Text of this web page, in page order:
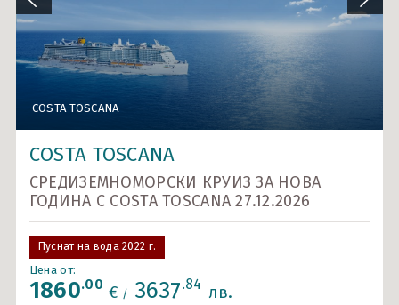
Карибски острови и САЩ
Ла Манш
Норвежки фиорди
Около Европа - позиционни круизи
Северно море и Исландия
Средиземно море
Южна Америка
Индивидуални круизи
COSTA TOSCANA
COSTA TOSCANA
COSTA TOSCANA
СРЕДИЗЕМНОМОРСКИ КРУИЗ ЗА НОВА
ГОДИНА С COSTA TOSCANA 27.12.2026
Пуснат на вода 2022 г.
Цена от:
1860.00 € / 3637.84 лв.